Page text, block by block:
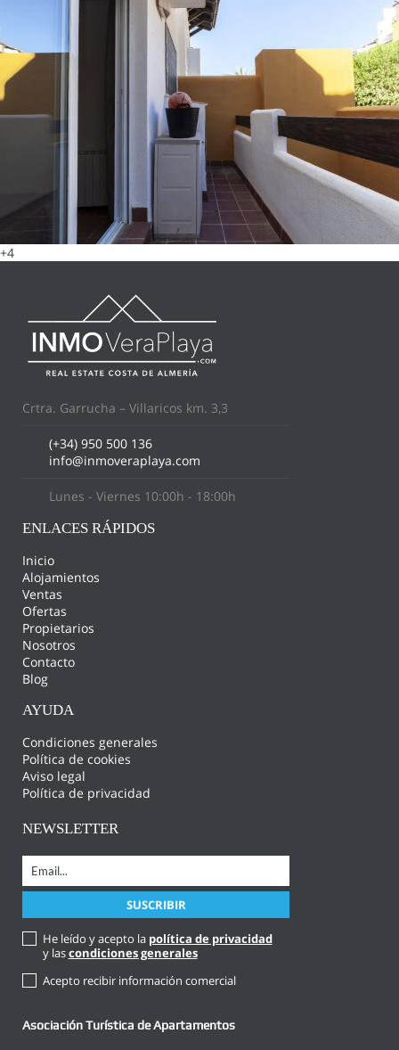
+4
Crtra. Garrucha – Villaricos km. 3,3
(+34) 950 500 136
info@inmoveraplaya.com
Lunes - Viernes 10:00h - 18:00h
ENLACES RÁPIDOS
Inicio
Alojamientos
Ventas
Ofertas
Propietarios
Nosotros
Contacto
Blog
AYUDA
Condiciones generales
Política de cookies
Aviso legal
Política de privacidad
NEWSLETTER
He leído y acepto la política de privacidad
y lascondiciones generales
Acepto recibir información comercial
Asociación Turística de Apartamentos